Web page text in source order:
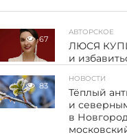
67
АВТОРСКОЕ
ЛЮСЯ
и
83
НОВОСТИ
Тёплый
и
в